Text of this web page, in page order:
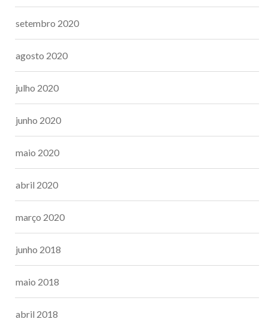
setembro 2020
agosto 2020
julho 2020
junho 2020
maio 2020
abril 2020
março 2020
junho 2018
maio 2018
abril 2018